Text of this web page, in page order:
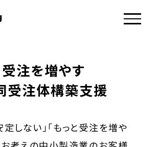
受注を増やす
受注体構築支援
定しない」「もっと受注を増や